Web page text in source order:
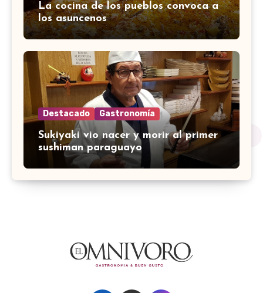
La cocina de los pueblos convoca a
los asuncenos
Destacado Gastronomía
Sukiyaki vio nacer y morir al primer
sushiman paraguayo